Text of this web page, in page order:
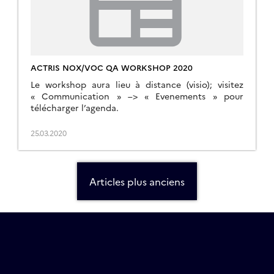
ACTRIS NOX/VOC QA WORKSHOP 2020
Le workshop aura lieu à distance (visio); visitez
« Communication » –> « Evenements » pour
télécharger l’agenda.
25.03.2020
Articles plus anciens